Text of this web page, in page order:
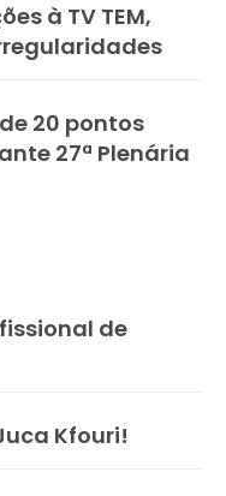
à TV TEM,
20 pontos
27ª Plenária
de
Kfouri!